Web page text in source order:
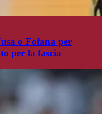
o Fofana per
per la fascia